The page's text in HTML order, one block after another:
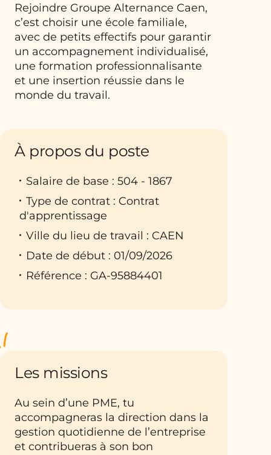
Rejoindre Groupe Alternance Caen,
c’est choisir une école familiale,
avec de petits effectifs pour garantir
un accompagnement individualisé,
une formation professionnalisante
et une insertion réussie dans le
monde du travail.
À propos du poste
Salaire de base : 504 - 1867
Type de contrat : Contrat
d'apprentissage
Ville du lieu de travail : CAEN
Date de début : 01/09/2026
Référence : GA-95884401
Les missions
Au sein d’une PME, tu
accompagneras la direction dans la
gestion quotidienne de l’entreprise
et contribueras à son bon